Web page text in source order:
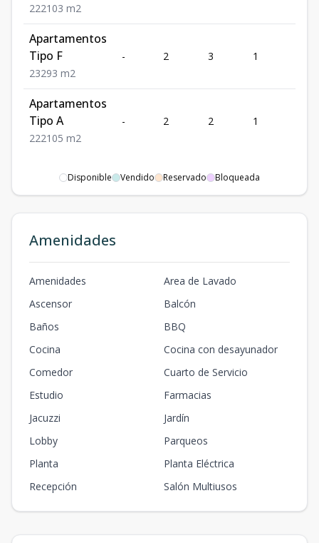
222103 m2
Apartamentos
Tipo F
23293 m2
- 2 3 1
Apartamentos
Tipo A
222105 m2
- 2 2 1
Disponible Vendido Reservado Bloqueada
Amenidades
Amenidades
Area de Lavado
Ascensor
Balcón
Baños
BBQ
Cocina
Cocina con desayunador
Comedor
Cuarto de Servicio
Estudio
Farmacias
Jacuzzi
Jardín
Lobby
Parqueos
Planta
Planta Eléctrica
Recepción
Salón Multiusos